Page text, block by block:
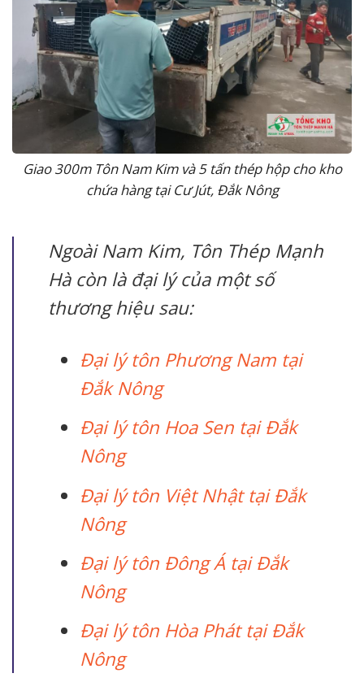
Giao 300m Tôn Nam Kim và 5 tấn thép hộp cho kho
chứa hàng tại Cư Jút, Đắk Nông
Ngoài Nam Kim, Tôn Thép Mạnh
Hà còn là đại lý của một số
thương hiệu sau:
Đại lý tôn Phương Nam tại
Đắk Nông
Đại lý tôn Hoa Sen tại Đắk
Nông
Đại lý tôn Việt Nhật tại Đắk
Nông
Đại lý tôn Đông Á tại Đắk
Nông
Đại lý tôn Hòa Phát tại Đắk
Nông